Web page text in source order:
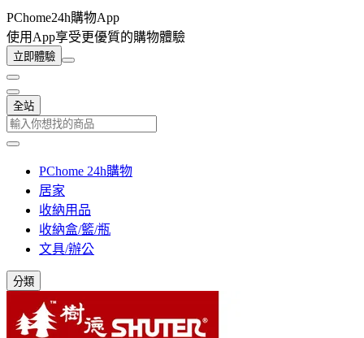
PChome24h購物App
使用App享受更優質的購物體驗
立即體驗
全站
PChome 24h購物
居家
收納用品
收納盒/籃/瓶
文具/辦公
分類